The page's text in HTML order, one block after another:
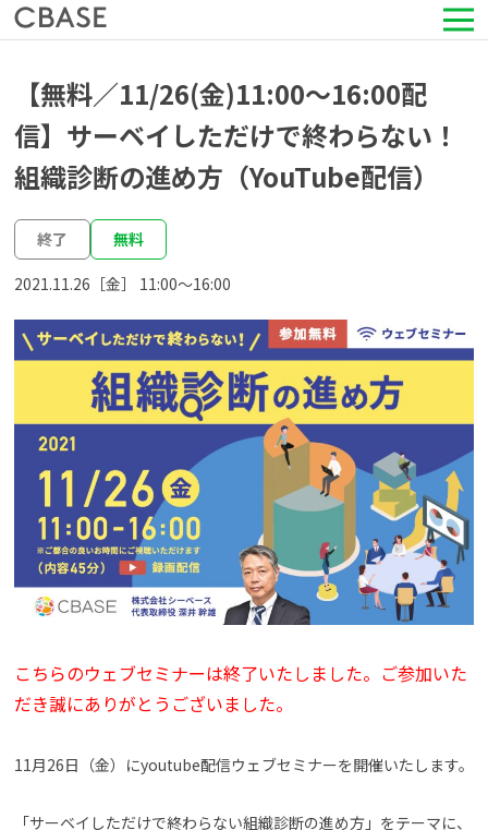
活用シーン
セミナー情報
HRコラム
お知らせ
会社情報
よくある質問
資料請求(無料) お見積もり依頼
【無料／11/26(金)11:00～16:00配
信】サーベイしただけで終わらない！
組織診断の進め方（YouTube配信）
終了 無料
2021.11.26［金］ 11:00〜16:00
こちらのウェブセミナーは終了いたしました。ご参加いた
だき誠にありがとうございました。
11月26日（金）にyoutube配信ウェブセミナーを開催いたします。
「サーベイしただけで終わらない組織診断の進め方」をテーマに、